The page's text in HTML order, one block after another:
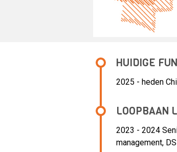
HUIDIGE
2025 - heden
LOOPBAAN
2023 - 2024
management,